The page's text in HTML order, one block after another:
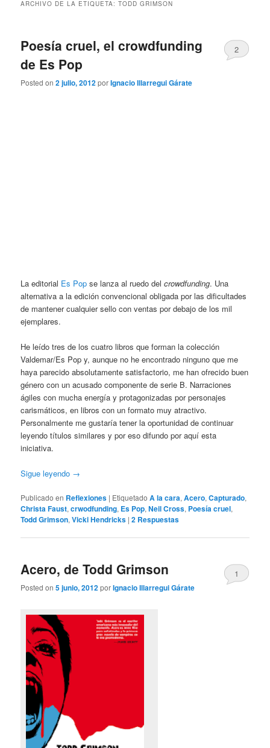
ARCHIVO DE LA ETIQUETA:TODD GRIMSON
Poesía cruel, el crowdfunding
de Es Pop
Posted on2 julio, 2012porIgnacio Illarregui Gárate
2
La editorial Es Pop se lanza al ruedo delcrowdfunding. Una
alternativa a la edición convencional obligada por las dificultades
de mantener cualquier sello con ventas por debajo de los mil
ejemplares.
He leído tres de los cuatro libros que forman la colección
Valdemar/Es Pop y, aunque no he encontrado ninguno que me
haya parecido absolutamente satisfactorio, me han ofrecido buen
género con un acusado componente de serie B. Narraciones
ágiles con mucha energía y protagonizadas por personajes
carismáticos, en libros con un formato muy atractivo.
Personalmente me gustaría tener la oportunidad de continuar
leyendo títulos similares y por eso difundo por aquí esta
iniciativa.
Sigue leyendo →
Publicado en Reflexiones | Etiquetado A la cara,Acero,Capturado,
Christa Faust,crwodfunding, Es Pop,Neil Cross, Poesía cruel,
Todd Grimson,Vicki Hendricks |2 Respuestas
Acero, de Todd Grimson
Posted on5 junio, 2012porIgnacio Illarregui Gárate
1